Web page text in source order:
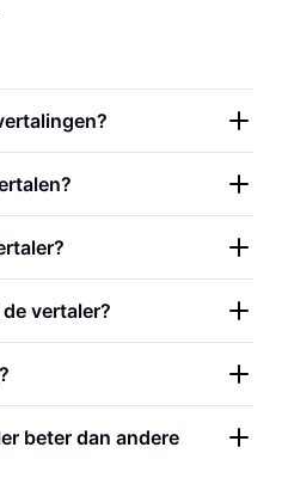
vertaler?
beter dan andere